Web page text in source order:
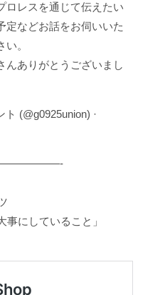
ロレスを通じて伝えたい
定などお話をお伺いいた
。
んありがとうございまし
(@g0925union) ·
事にしていること」